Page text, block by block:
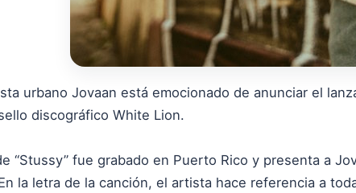
urbano Jovaan está emocionado de anunciar el
discográfico White Lion.
“Stussy” fue grabado en Puerto Rico y presenta a
la letra de la canción, el artista hace referencia a